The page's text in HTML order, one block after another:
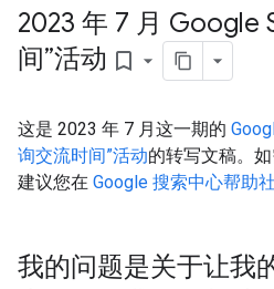
2023 年 7 月 Google
间”活动 bookmark_border
这是 2023 年 7 月这一期的
询交流时间”活动的转写文稿。
建议您在 Google 搜索中心帮助
我的问题是关于让我